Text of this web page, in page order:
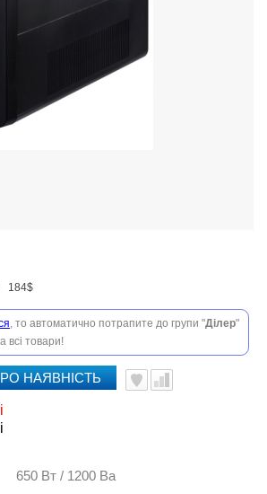
184$
, то автоматично потрапите до групи "Ділер"
всі товари!
НАЯВНІСТЬ
650 Вт / 1200 Ва